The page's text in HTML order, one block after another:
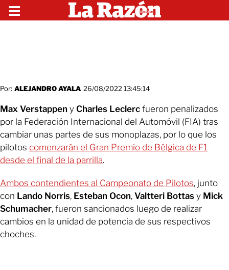
Por: ALEJANDRO AYALA 26/08/2022 13:45:14
Max Verstappen y Charles Leclerc fueron penalizados
por la Federación Internacional del Automóvil (FIA) tras
cambiar unas partes de sus monoplazas, por lo que los
pilotos comenzarán el Gran Premio de Bélgica de F1
desde el final de la parrilla.
Ambos contendientes al Campeonato de Pilotos, junto
con Lando Norris, Esteban Ocon, Valtteri Bottas y Mick
Schumacher, fueron sancionados luego de realizar
cambios en la unidad de potencia de sus respectivos
choches.